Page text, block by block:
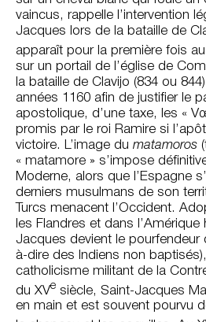
vaincus, rappelle l’interven­tion
Jacques lors de la bataille de
apparaît pour la première fois au
sur un portail de l’église de
la bataille de Clavijo (834 ou
années 1160 afin de justifier le
apostolique, d’une taxe, les «
promis par le roi Ramire si
victoire. L’image du matamoros
« matamore » s’impose
Moderne, alors que l’Espagne
der­niers musulmans de son
Turcs menacent l’Occident.
les Flandres et dans
Jacques devient le pourfendeur
à-dire des Indiens non
catho­licisme militant de la
du XVe siècle, Saint-Jacques
en main et est souvent pourvu